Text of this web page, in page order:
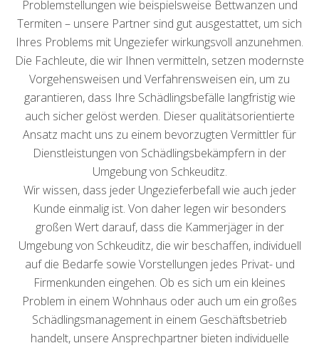
Problemstellungen wie beispielsweise Bettwanzen und
Termiten – unsere Partner sind gut ausgestattet, um sich
Ihres Problems mit Ungeziefer wirkungsvoll anzunehmen.
Die Fachleute, die wir Ihnen vermitteln, setzen modernste
Vorgehensweisen und Verfahrensweisen ein, um zu
garantieren, dass Ihre Schädlingsbefälle langfristig wie
auch sicher gelöst werden. Dieser qualitätsorientierte
Ansatz macht uns zu einem bevorzugten Vermittler für
Dienstleistungen von Schädlingsbekämpfern in der
Umgebung von Schkeuditz.
Wir wissen, dass jeder Ungezieferbefall wie auch jeder
Kunde einmalig ist. Von daher legen wir besonders
großen Wert darauf, dass die Kammerjäger in der
Umgebung von Schkeuditz, die wir beschaffen, individuell
auf die Bedarfe sowie Vorstellungen jedes Privat- und
Firmenkunden eingehen. Ob es sich um ein kleines
Problem in einem Wohnhaus oder auch um ein großes
Schädlingsmanagement in einem Geschäftsbetrieb
handelt, unsere Ansprechpartner bieten individuelle